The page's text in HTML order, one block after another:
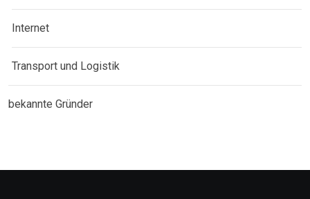
Internet
Transport und Logistik
bekannte Gründer